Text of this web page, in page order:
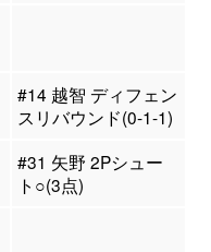
#14 越智 ディフェン
スリバウンド(0-1-1)
#31 矢野 2Pシュー
ト○(3点)